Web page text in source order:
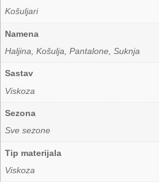
Košuljari
Namena
Haljina, Košulja, Pantalone, Suknja
Sastav
Viskoza
Sezona
Sve sezone
Tip materijala
Viskoza